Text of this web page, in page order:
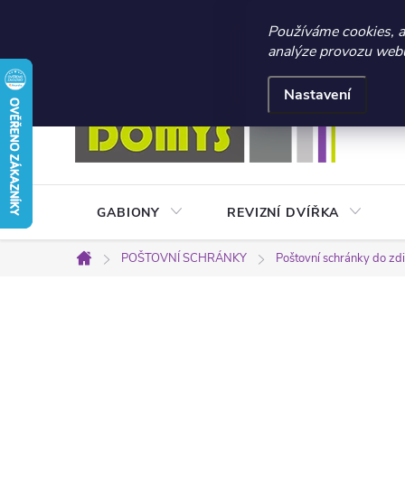
☀️ LETNÍ AKCE
Používáme cookies,
analýze provozu
Nastavení
Přejít
na
obsah
Obchodní podmínky
GABIONY REVIZNÍ DVÍŘKA
Domů
POŠTOVNÍ SCHRÁNKY Poštovní schránky do